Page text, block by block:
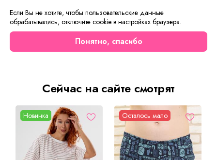
Характеристики товараОтзывы
Сейчас на сайте смотрят
Новинка Осталось мало
Если Вы не хотите, чтобы пользовательские данные
обрабатывались, отключите cookie в настройках браузера.
Понятно, спасибо